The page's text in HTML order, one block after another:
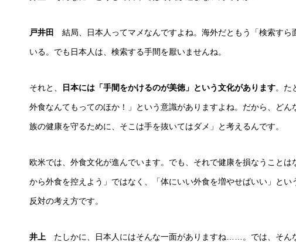
戸井田 結局、日本人ってマメなんですよね。海外だともう「検索す
いる。でも日本人は、検索する手間を厭いませんね。
それと、 日本には「手間をかけるのが美徳」という文化があります。た
外食なんてもってのほか！」という意識がありますよね。だから、ど
族の健康を守るために、そこは手を抜いてはダメ」と考えるんです。
欧米では、外食文化が進んでいます。でも、それで健康を損なうことは
から外食を控えよう」ではなく、「体にいい外食を増やせばいい」と
反対の考え方です。
井上 たしかに、日本人にはそんな一面がありますね……。では、そん